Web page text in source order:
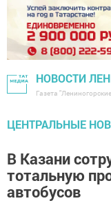
НОВОСТИ
Газета
ЦЕНТРАЛЬНЫЕ
В Казани
тотальную
автобусов